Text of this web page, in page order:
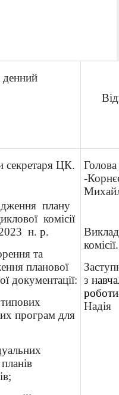
секретаряЦК.
плану
комісії
н. р.
та
планової
документації:
типових
програм для
Голова
-
комісії.
з
роботи
Надія